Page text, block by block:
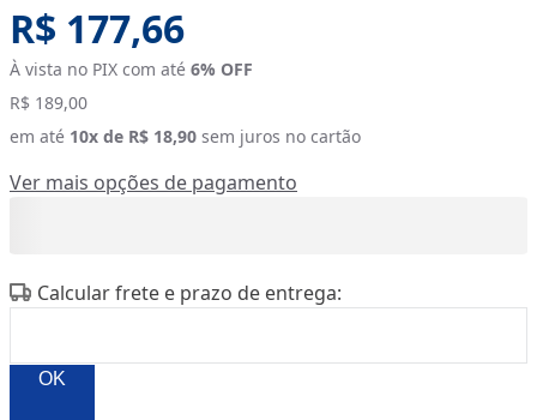
Original price:
R$ 177,66
À vista no PIX com até 6% OFF
R$ 189,00
em até 10x de R$ 18,90 sem juros no cartão
Ver mais opções de pagamento
Calcular frete e prazo de entrega:
OK